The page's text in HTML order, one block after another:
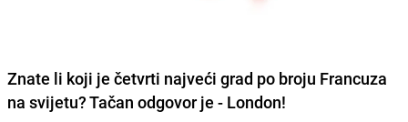
Znate li koji je četvrti najveći grad po broju Francuza
na svijetu? Tačan odgovor je - London!